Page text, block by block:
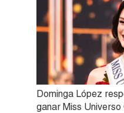
Dominga López
ganar Miss